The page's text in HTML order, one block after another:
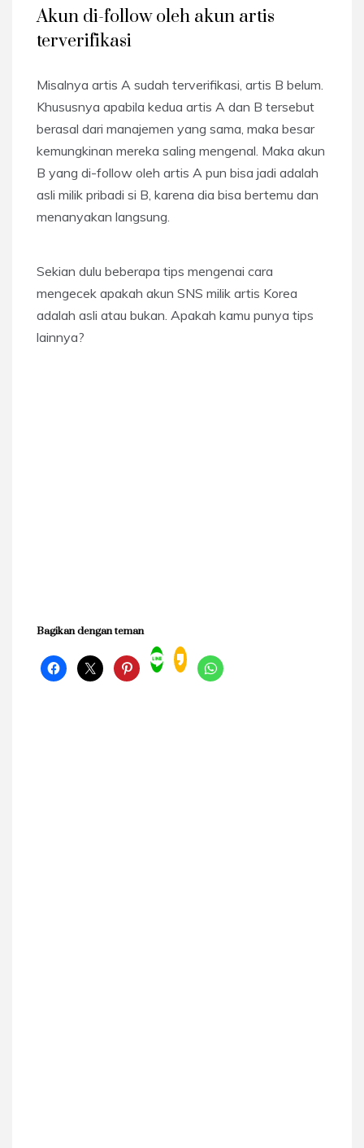
Akun di-follow oleh akun artis
terverifikasi
Misalnya artis A sudah terverifikasi, artis B belum.
Khususnya apabila kedua artis A dan B tersebut
berasal dari manajemen yang sama, maka besar
kemungkinan mereka saling mengenal. Maka akun
B yang di-follow oleh artis A pun bisa jadi adalah
asli milik pribadi si B, karena dia bisa bertemu dan
menanyakan langsung.
Sekian dulu beberapa tips mengenai cara
mengecek apakah akun SNS milik artis Korea
adalah asli atau bukan. Apakah kamu punya tips
lainnya?
Bagikan dengan teman